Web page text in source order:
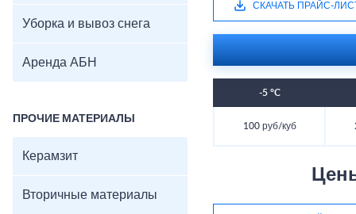
Уборка и вывоз снега
Аренда АБН
ПРОЧИЕ МАТЕРИАЛЫ
Керамзит
Вторичные материалы
СКАЧАТЬ ПРАЙС-
-5 °C
100 руб/куб